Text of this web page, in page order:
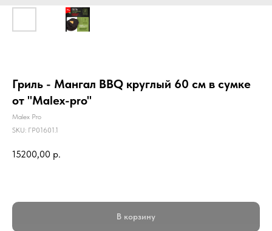
Гриль - Мангал BBQ круглый 60 см в сумке
от "Malex-pro"
Malex Pro
SKU: ГР01601.1
15200,00 р.
В корзину